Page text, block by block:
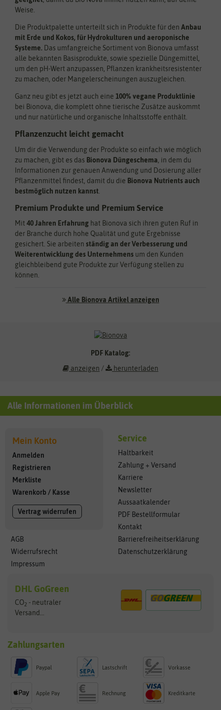
Weise.
Die Produktpalette unterteilt sich in Produkte für den Anbau
mit Erde und Kokos, für Hydrokulturen und aeroponische
Systeme. Das umfangreiche Sortiment von Bionova umfasst
alle bekannten Basisprodukte, sowie spezielle Düngemittel,
um den pH-Wert anzupassen, Pflanzen krankheitsresistenter
zu machen, oder Mangelerscheinungen auszugleichen.
Ganz neu gibt es jetzt auch eine 100% vegane Produktlinie
bei Bionova, die komplett ohne tierische Zusätze auskommt
und nur natürliche und organische Inhaltsstoffe enthält.
Pflanzenzucht leicht gemacht
Um dir die Verwendung der Produkte so einfach wie möglich
zu machen, gibt es das Bionova Düngeschema, in dem du
Informationen zur genauen Anwendung und Dosierung aller
Pflanzenmittel findest, damit du die Bionova Nutrients auch
bestmöglich nutzen kannst
Premium Produkte und Premium Service
Mit 40 Jahren Erfahrung hat Bionova sich ihren guten Ruf in
der Branche durch hohe Qualität und gute Ergebnisse
gesichert. Sie arbeiten ständig an der Verbesserung und
Weiterentwicklung des Unternehmens um den Kunden
gleichbleibend gute Produkte zur Verfügung stellen zu
können.
Alle Bionova Artikel anzeigen
PDF Katalog:
anzeigen / herunterladen
Alle Informationen im Überblick
Mein Konto
Anmelden
Registrieren
Merkliste
Warenkorb / Kasse
Vertrag widerrufen
AGB
Widerrufsrecht
Impressum
Service
Haltbarkeit
Zahlung + Versand
Karriere
Newsletter
Aussaatkalender
PDF Bestellformular
Kontakt
Barrierefreiheitserklärung
Datenschutzerklärung
DHL GoGreen
CO2 - neutraler
Versand...
Zahlungsarten
Paypal Lastschrift Vorkasse
Apple Pay Rechnung Kreditkarte